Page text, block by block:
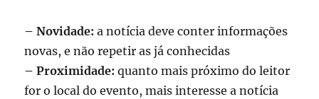
– Novidade: a notícia deve conter informações
novas, e não repetir as já conhecidas
– Proximidade: quanto mais próximo do leitor
for o local do evento, mais interesse a notícia